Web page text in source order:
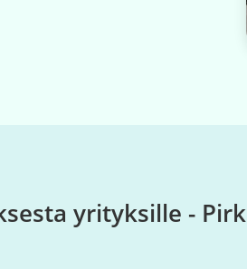
yrityksille -